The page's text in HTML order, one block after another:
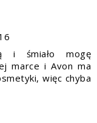
i śmiało mogę
marce i Avon ma
więc chyba